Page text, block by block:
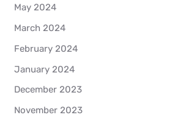
May 2024
March 2024
February 2024
January 2024
December 2023
November 2023